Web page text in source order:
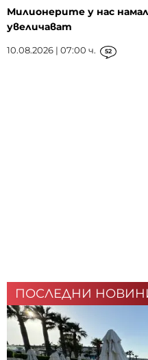
Милионерите у нас
увеличават
10.08.2026 | 07:00 ч. 52
ПОСЛЕДНИ